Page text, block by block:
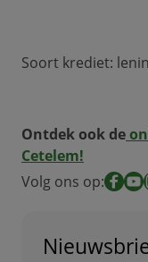
Soort krediet:
Ontdek ook de
Cetelem!
Volg ons op: